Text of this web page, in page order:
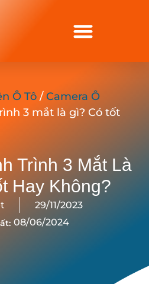
Ô Tô /Camera Ô
3 mắt là gì? Có tốt
Trình 3 Mắt Là
Hay Không?
29/11/2023
08/06/2024